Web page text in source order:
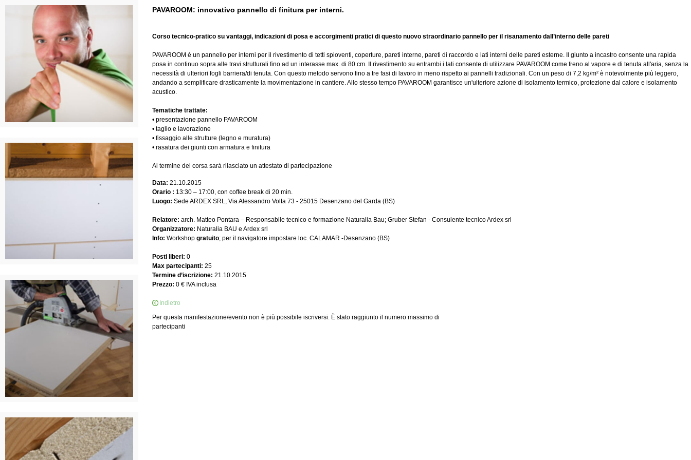
PAVAROOM: innovativo pannello di finitura per interni.
Corso tecnico-pratico su vantaggi, indicazioni di posa e accorgimenti pratici di questo nuovo straordinario pannello per il risanamento dall’interno delle pareti
PAVAROOM è un pannello per interni per il rivestimento di tetti spioventi, coperture, pareti interne, pareti di raccordo e lati interni delle pareti esterne. Il giunto a incastro consente una rapida
posa in continuo sopra alle travi strutturali fino ad un interasse max. di 80 cm. Il rivestimento su entrambi i lati consente di utilizzare PAVAROOM come freno al vapore e di tenuta all'aria, senza la
necessità di ulteriori fogli barriera/di tenuta. Con questo metodo servono fino a tre fasi di lavoro in meno rispetto ai pannelli tradizionali. Con un peso di 7,2 kg/m² è notevolmente più leggero,
andando a semplificare drasticamente la movimentazione in cantiere. Allo stesso tempo PAVAROOM garantisce un'ulteriore azione di isolamento termico, protezione dal calore e isolamento
acustico.
Tematiche trattate:
• presentazione pannello PAVAROOM
• taglio e lavorazione
• fissaggio alle strutture (legno e muratura)
• rasatura dei giunti con armatura e finitura
Al termine del corsa sarà rilasciato un attestato di partecipazione
Data: 21.10.2015
Orario : 13:30 – 17:00, con coffee break di 20 min.
Luogo: Sede ARDEX SRL, Via Alessandro Volta 73 - 25015 Desenzano del Garda (BS)
Relatore: arch. Matteo Pontara – Responsabile tecnico e formazione Naturalia Bau; Gruber Stefan - Consulente tecnico Ardex srl
Organizzatore: Naturalia BAU e Ardex srl
Info: Workshop gratuito; per il navigatore impostare loc. CALAMAR -Desenzano (BS)
Posti liberi: 0
Max partecipanti: 25
Termine d’iscrizione: 21.10.2015
Prezzo: 0 € IVA inclusa
Indietro
Per questa manifestazione/evento non è più possibile iscriversi. È stato raggiunto il numero massimo di
partecipanti